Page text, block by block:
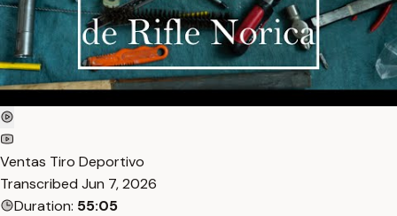
Ventas Tiro Deportivo
Transcribed Jun 7, 2026
Duration: 55:05